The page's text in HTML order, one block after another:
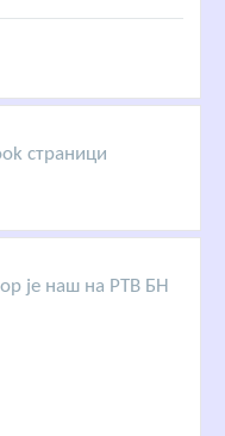
страници
је наш на РТВ БН